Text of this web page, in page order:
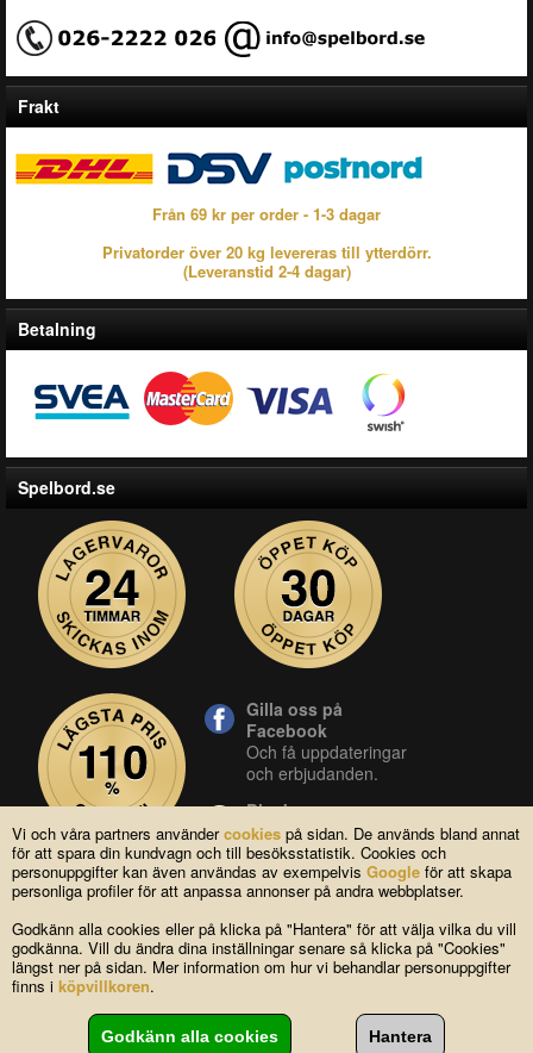
Vi och våra partners användercookies på sidan. De används bland annat
för att spara din kundvagn och till besöksstatistik. Cookies och
personuppgifter kan även användas av exempelvis Google för att skapa
personliga profiler för att anpassa annonser på andra webbplatser.
Godkänn alla cookies eller på klicka på "Hantera" för att välja vilka du vill
godkänna. Vill du ändra dina inställningar senare så klicka på "Cookies"
längst ner på sidan. Mer information om hur vi behandlar personuppgifter
finns i köpvillkoren.
Frakt
Från 69 kr per order - 1-3 dagar
Privatorder över 20 kg levereras till ytterdörr.
(Leveranstid 2-4 dagar)
Betalning
Spelbord.se
Gilla oss på
Facebook
Och få uppdateringar
och erbjudanden.
Blocket
Vår butik på blocket.
YouTube
Se våra produkter live
Copyright © 2004-2026 Lagsidan AB
FAQ|Om oss|Köpvillkor|Cookies |Kontakta oss